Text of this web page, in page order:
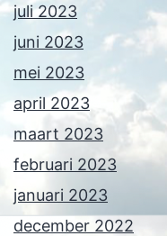
juli 2023
juni 2023
mei 2023
april 2023
maart 2023
februari 2023
januari 2023
december 2022